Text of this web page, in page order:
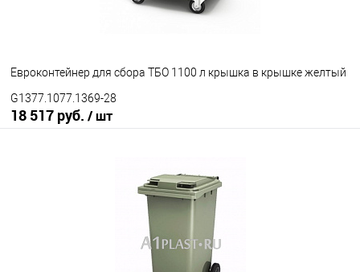
Евроконтейнер для сбора ТБО 1100 л крышка в крышке желтый
G1377.1077.1369-28
18 517 руб. / шт
Под заказ
крышка в крышке